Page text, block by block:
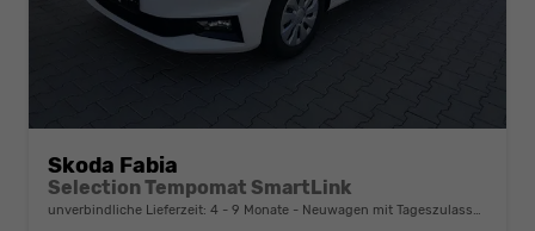
Skoda Fabia
Selection Tempomat SmartLink
unverbindliche Lieferzeit: 4 - 9 Monate Neuwagen mit Tageszulassung